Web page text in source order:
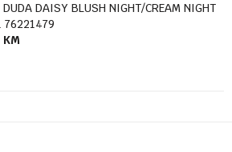
DUDA DAISY BLUSH NIGHT/CREAM NIGHT
76221479
KM